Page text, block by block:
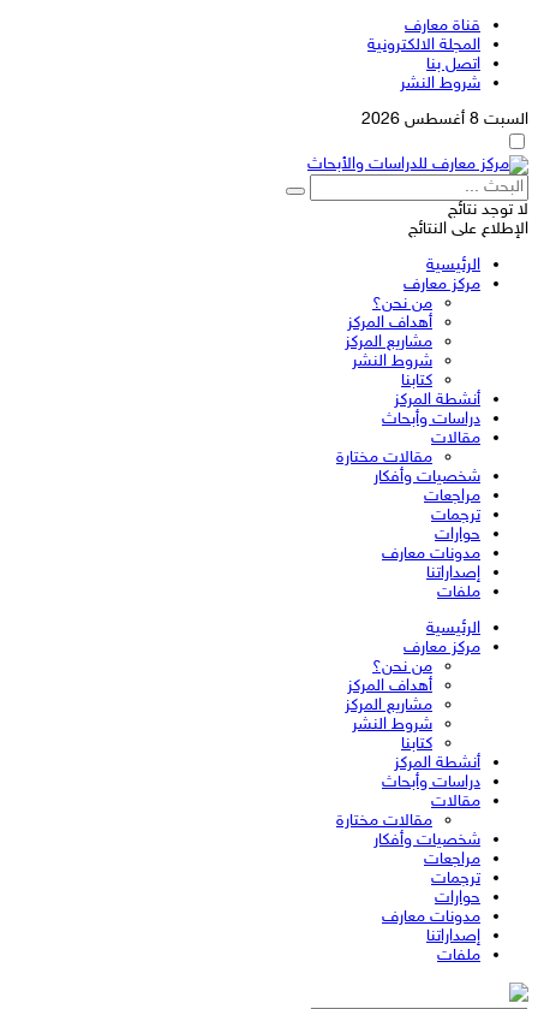
قناة معارف
المجلة الالكترونية
اتصل بنا
شروط النشر
السبت 8 أغسطس 2026
لا توجد نتائج
الإطلاع على النتائج
الرئيسية
مركز معارف
من نحن؟
أهداف المركز
مشاريع المركز
شروط النشر
كتابنا
أنشطة المركز
دراسات وأبحاث
مقالات
مقالات مختارة
شخصيات وأفكار
مراجعات
ترجمات
حوارات
مدونات معارف
إصداراتنا
ملفات
الرئيسية
مركز معارف
من نحن؟
أهداف المركز
مشاريع المركز
شروط النشر
كتابنا
أنشطة المركز
دراسات وأبحاث
مقالات
مقالات مختارة
شخصيات وأفكار
مراجعات
ترجمات
حوارات
مدونات معارف
إصداراتنا
ملفات